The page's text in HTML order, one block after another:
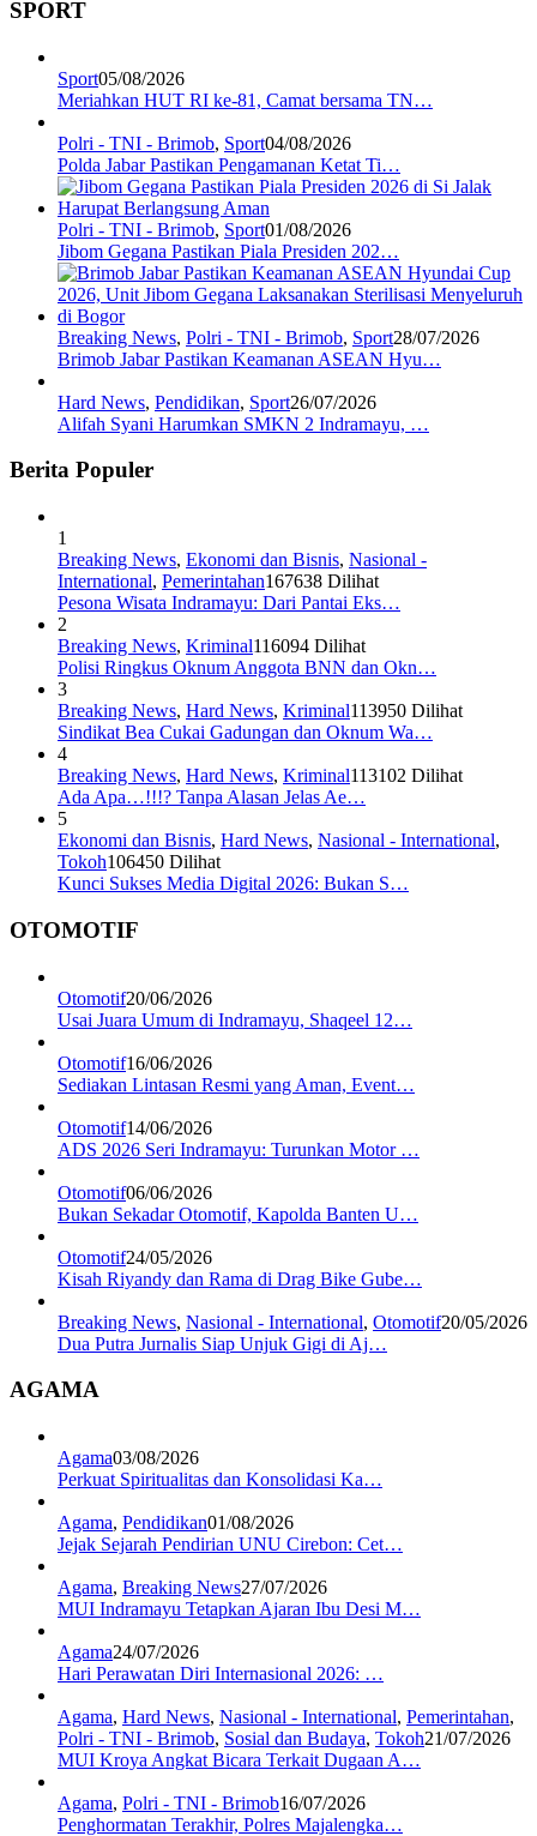
SPORT
Sport05/08/2026
Meriahkan HUT RI ke-81, Camat bersama TN…
Polri - TNI - Brimob, Sport04/08/2026
Polda Jabar Pastikan Pengamanan Ketat Ti…
Polri - TNI - Brimob, Sport01/08/2026
Jibom Gegana Pastikan Piala Presiden 202…
Breaking News, Polri - TNI - Brimob, Sport28/07/2026
Brimob Jabar Pastikan Keamanan ASEAN Hyu…
Hard News, Pendidikan, Sport26/07/2026
Alifah Syani Harumkan SMKN 2 Indramayu, …
Berita Populer
1
Breaking News, Ekonomi dan Bisnis, Nasional -
International, Pemerintahan167638 Dilihat
Pesona Wisata Indramayu: Dari Pantai Eks…
2
Breaking News, Kriminal116094 Dilihat
Polisi Ringkus Oknum Anggota BNN dan Okn…
3
Breaking News, Hard News, Kriminal113950 Dilihat
Sindikat Bea Cukai Gadungan dan Oknum Wa…
4
Breaking News, Hard News, Kriminal113102 Dilihat
Ada Apa…!!!? Tanpa Alasan Jelas Ae…
5
Ekonomi dan Bisnis, Hard News, Nasional - International,
Tokoh106450 Dilihat
Kunci Sukses Media Digital 2026: Bukan S…
OTOMOTIF
Otomotif20/06/2026
Usai Juara Umum di Indramayu, Shaqeel 12…
Otomotif16/06/2026
Sediakan Lintasan Resmi yang Aman, Event…
Otomotif14/06/2026
ADS 2026 Seri Indramayu: Turunkan Motor …
Otomotif06/06/2026
Bukan Sekadar Otomotif, Kapolda Banten U…
Otomotif24/05/2026
Kisah Riyandy dan Rama di Drag Bike Gube…
Breaking News, Nasional - International, Otomotif20/05/2026
Dua Putra Jurnalis Siap Unjuk Gigi di Aj…
AGAMA
Agama03/08/2026
Perkuat Spiritualitas dan Konsolidasi Ka…
Agama, Pendidikan01/08/2026
Jejak Sejarah Pendirian UNU Cirebon: Cet…
Agama, Breaking News27/07/2026
MUI Indramayu Tetapkan Ajaran Ibu Desi M…
Agama24/07/2026
Hari Perawatan Diri Internasional 2026: …
Agama, Hard News, Nasional - International, Pemerintahan,
Polri - TNI - Brimob, Sosial dan Budaya, Tokoh21/07/2026
MUI Kroya Angkat Bicara Terkait Dugaan A…
Agama, Polri - TNI - Brimob16/07/2026
Penghormatan Terakhir, Polres Majalengka…